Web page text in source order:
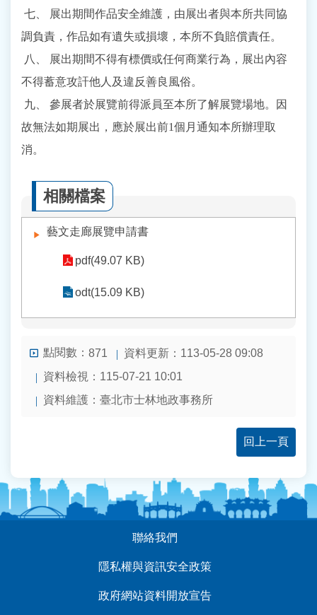
七、 展出期間作品安全維護，由展出者與本所共同協
調負責，作品如有遺失或損壞，本所不負賠償責任。
八、 展出期間不得有標價或任何商業行為，展出內容
不得蓄意攻訐他人及違反善良風俗。
九、 參展者於展覽前得派員至本所了解展覽場地。因
故無法如期展出，應於展出前1個月通知本所辦理取
消。
相關檔案
藝文走廊展覽申請書
pdf(49.07 KB)
odt(15.09 KB)
點閱數： 871
資料更新：113-05-28 09:08
資料檢視：115-07-21 10:01
資料維護：臺北市士林地政事務所
回上一頁
聯絡我們
隱私權與資訊安全政策
政府網站資料開放宣告